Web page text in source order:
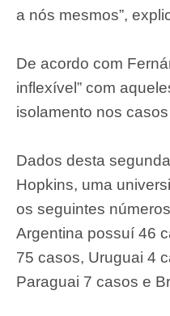
a nós mesmos”,
De acordo com
inflexível” com
isolamento nos
Dados desta
Hopkins, uma
os seguintes
Argentina possuí 46
75 casos, Uruguai 4
Paraguai 7 casos e